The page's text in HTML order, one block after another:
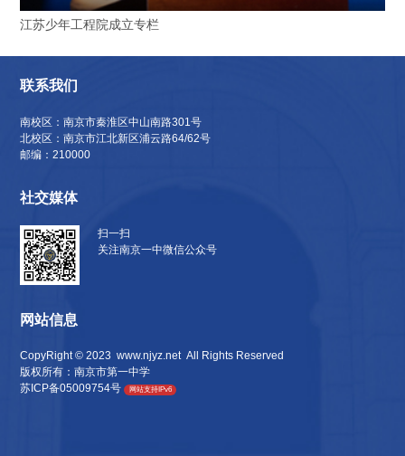
江苏少年工程院成立专栏
联系我们
南校区：南京市秦淮区中山南路301号
北校区：南京市江北新区浦云路64/62号
邮编：210000
社交媒体
扫一扫
关注南京一中微信公众号
网站信息
CopyRight © 2023www.njyz.netAll Rights Reserved
版权所有：南京市第一中学
苏ICP备05009754号
网站支持IPv6